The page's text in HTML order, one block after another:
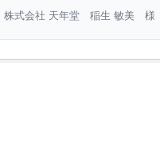
株式会社 天年堂 稲生 敏美 様